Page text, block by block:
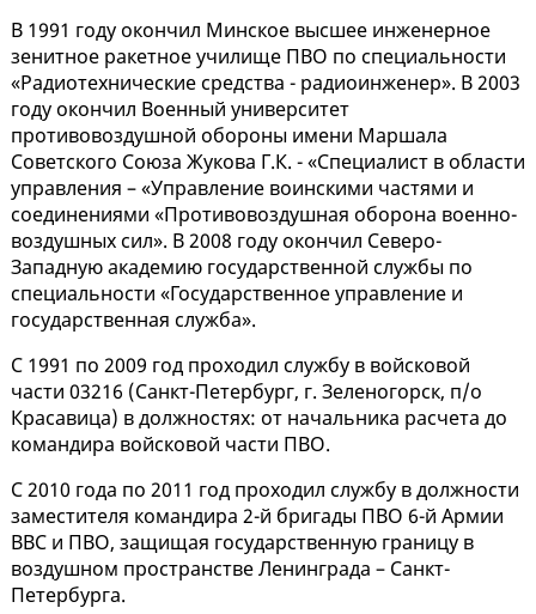
В 1991 году окончил Минское высшее инженерное
зенитное ракетное училище ПВО по специальности
«Радиотехнические средства - радиоинженер». В 2003
году окончил Военный университет
противовоздушной обороны имени Маршала
Советского Союза Жукова Г.К. - «Специалист в области
управления – «Управление воинскими частями и
соединениями «Противовоздушная оборона военно-
воздушных сил». В 2008 году окончил Северо-
Западную академию государственной службы по
специальности «Государственное управление и
государственная служба».
С 1991 по 2009 год проходил службу в войсковой
части 03216 (Санкт-Петербург, г. Зеленогорск, п/о
Красавица) в должностях: от начальника расчета до
командира войсковой части ПВО.
С 2010 года по 2011 год проходил службу в должности
заместителя командира 2-й бригады ПВО 6-й Армии
ВВС и ПВО, защищая государственную границу в
воздушном пространстве Ленинграда – Санкт-
Петербурга.